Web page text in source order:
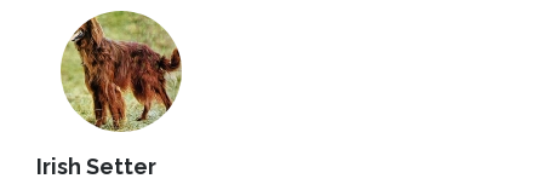
Irish Setter